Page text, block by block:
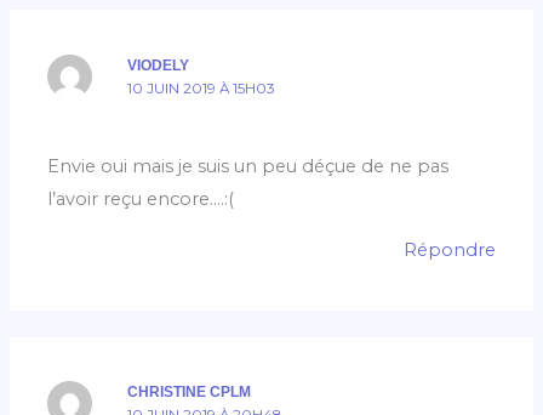
VIODELY
10 JUIN 2019 À 15H03
Envie oui mais je suis un peu déçue de ne pas
l’avoir reçu encore….:(
Répondre
CHRISTINE CPLM